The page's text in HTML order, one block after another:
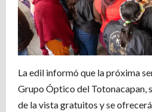
La edil informó que la próxima
Grupo Óptico del Totonacapan,
de la vista gratuitos y se